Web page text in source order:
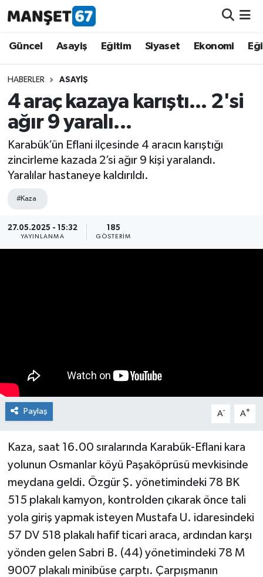
Güncel Asayiş Eğitim Siyaset Ekonomi
HABERLER ASAYIŞ
4 araç kazaya karıştı... 2'si
ağır 9 yaralı...
Karabük’ün Eflani ilçesinde 4 aracın karıştığı
zincirleme kazada 2’si ağır 9 kişi yaralandı.
Yaralılar hastaneye kaldırıldı.
#Kaza
27.05.2025 - 15:32
YAYINLANMA
185
GÖSTERIM
Paylaş A- A+
Kaza, saat 16.00 sıralarında Karabük-Eflani kara
yolunun Osmanlar köyü Paşaköprüsü mevkisinde
meydana geldi. Özgür Ş. yönetimindeki 78 BK
515 plakalı kamyon, kontrolden çıkarak önce tali
yola giriş yapmak isteyen Mustafa U. idaresindeki
57 DV 518 plakalı hafif ticari araca, ardından karşı
yönden gelen Sabri B. (44) yönetimindeki 78 M
9007 plakalı minibüse çarptı. Çarpışmanın
Güncel
Asayiş
Siyaset
Eğitim
Kültür-Sanat
Teknoloji